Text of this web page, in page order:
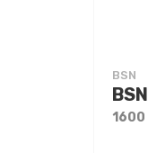
BSN
1600